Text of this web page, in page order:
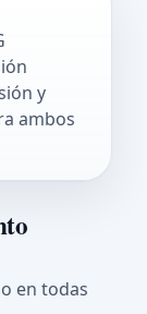
y
ambos
en todas